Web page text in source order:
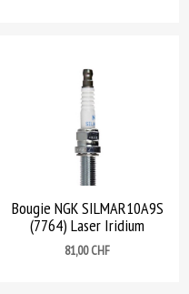
Bougie NGK SILMAR10A9S
(7764) Laser Iridium
Prix
81,00 CHF